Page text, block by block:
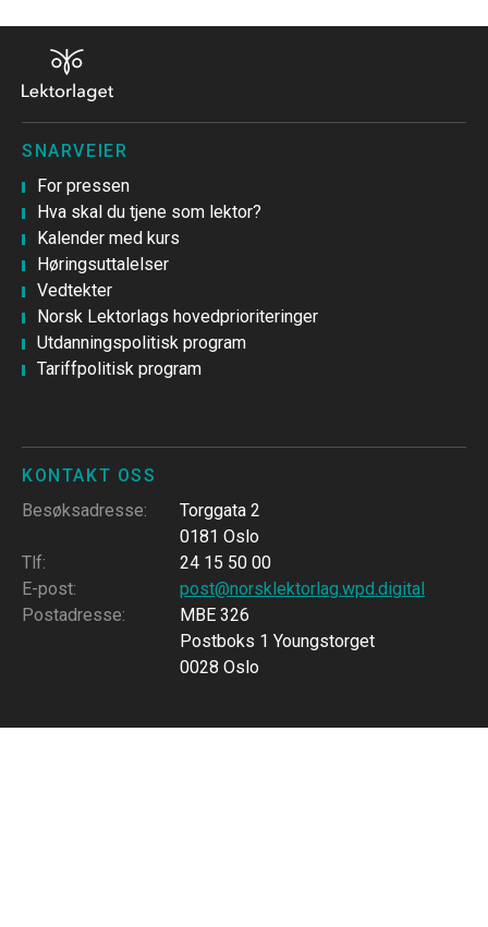
SNARVEIER
For pressen
Hva skal du tjene som lektor?
Kalender med kurs
Høringsuttalelser
Vedtekter
Norsk Lektorlags hovedprioriteringer
Utdanningspolitisk program
Tariffpolitisk program
KONTAKT OSS
Besøksadresse:
Torggata 2
0181 Oslo
Tlf:
24 15 50 00
E-post:
post@norsklektorlag.wpd.digital
Postadresse:
MBE 326
Postboks 1 Youngstorget
0028 Oslo